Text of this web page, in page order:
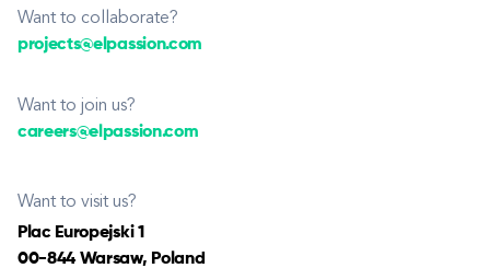
Want to collaborate?
projects@elpassion.com
Want to join us?
careers@elpassion.com
Want to visit us?
Plac Europejski 1
00-844 Warsaw, Poland